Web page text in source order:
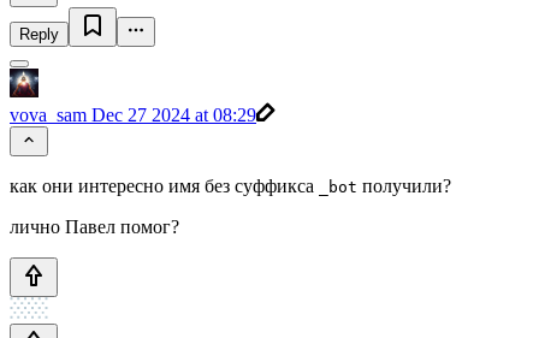
Reply
vova_sam Dec 27 2024 at 08:29
как они интересно имя без суффикса _bot получили?
лично Павел помог?